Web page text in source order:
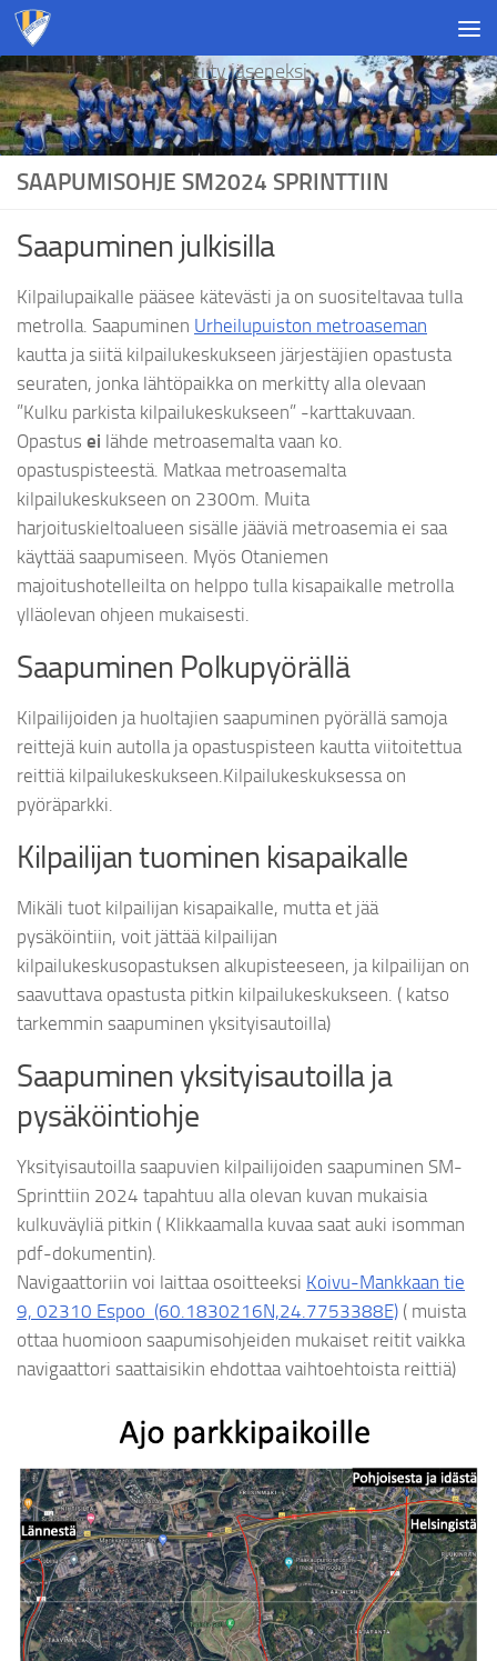
Skip to content
Liity jäseneksi
SAAPUMISOHJE SM2024 SPRINTTIIN
Saapuminen julkisilla
Kilpailupaikalle pääsee kätevästi ja on suositeltavaa tulla
metrolla. Saapuminen Urheilupuiston metroaseman
kautta ja siitä kilpailukeskukseen järjestäjien opastusta
seuraten, jonka lähtöpaikka on merkitty alla olevaan
”Kulku parkista kilpailukeskukseen” -karttakuvaan.
Opastus ei lähde metroasemalta vaan ko.
opastuspisteestä. Matkaa metroasemalta
kilpailukeskukseen on 2300m. Muita
harjoituskieltoalueen sisälle jääviä metroasemia ei saa
käyttää saapumiseen. Myös Otaniemen
majoitushotelleilta on helppo tulla kisapaikalle metrolla
ylläolevan ohjeen mukaisesti.
Saapuminen Polkupyörällä
Kilpailijoiden ja huoltajien saapuminen pyörällä samoja
reittejä kuin autolla ja opastuspisteen kautta viitoitettua
reittiä kilpailukeskukseen.Kilpailukeskuksessa on
pyöräparkki.
Kilpailijan tuominen kisapaikalle
Mikäli tuot kilpailijan kisapaikalle, mutta et jää
pysäköintiin, voit jättää kilpailijan
kilpailukeskusopastuksen alkupisteeseen, ja kilpailijan on
saavuttava opastusta pitkin kilpailukeskukseen. ( katso
tarkemmin saapuminen yksityisautoilla)
Saapuminen yksityisautoilla ja
pysäköintiohje
Yksityisautoilla saapuvien kilpailijoiden saapuminen SM-
Sprinttiin 2024 tapahtuu alla olevan kuvan mukaisia
kulkuväyliä pitkin ( Klikkaamalla kuvaa saat auki isomman
pdf-dokumentin).
Navigaattoriin voi laittaa osoitteeksi Koivu-Mankkaan tie
9, 02310 Espoo (60.1830216N,24.7753388E) ( muista
ottaa huomioon saapumisohjeiden mukaiset reitit vaikka
navigaattori saattaisikin ehdottaa vaihtoehtoista reittiä)